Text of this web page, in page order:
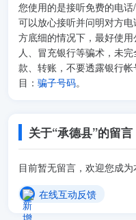
您使用的是接听免费的电话
可以放心接听并问明对方
方底细的情况下，最好使
人、冒充银行等骗术，未
款、转账，不要透露银行
目： 骗子号码。
关于“承德县”的留言
目前暂无留言，欢迎您成为
在线互动反馈